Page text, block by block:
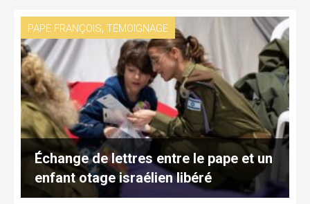
PAPE FRANÇOIS, TÉMOIGNAGE
Échange de lettres entre le pape et un
enfant otage israélien libéré